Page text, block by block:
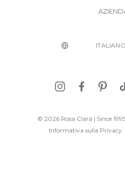
© 2026 Rosa Clará | Since 1995
Informativa sulla Privacy